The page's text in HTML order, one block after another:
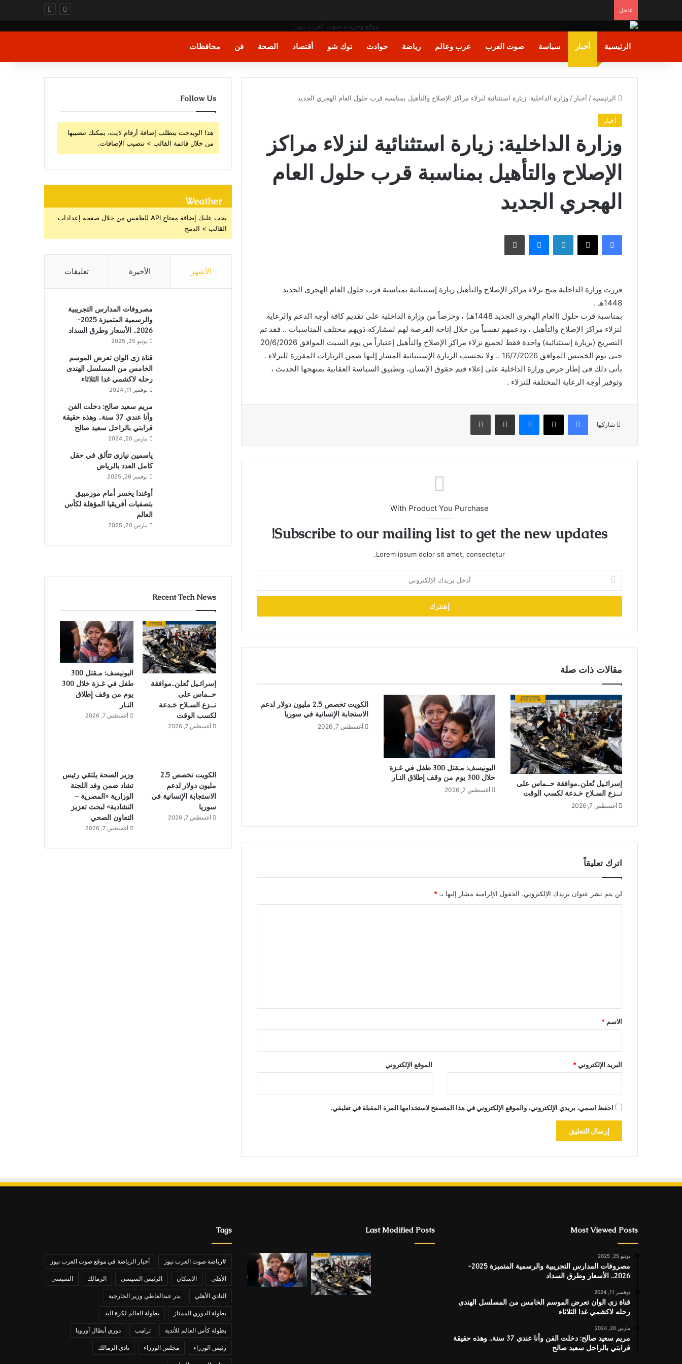
عاجل
الرئيسية أخبار سياسة صوت العرب عرب وعالم رياضة حوادث توك شو أقتصاد الصحة فن محافظات
الرئيسية / أخبار / وزارة الداخلية: زيارة استثنائية لنزلاء مراكز الإصلاح والتأهيل بمناسبة قرب حلول العام الهجري الجديد
أخبار
وزارة الداخلية: زيارة استثنائية لنزلاء مراكز
الإصلاح والتأهيل بمناسبة قرب حلول العام
الهجري الجديد
فيسبوك X لينكدإن ماسنجر طباعة
قررت وزارة الداخلية منح نزلاء مراكز الإصلاح والتأهيل زيارة إستثنائية بمناسبة قرب حلول العام الهجرى الجديد
1448هـ .
بمناسبة قرب حلول (العام الهجرى الجديد 1448هـ) ، وحرصاً من وزارة الداخلية على تقديم كافة أوجه الدعم والرعاية
لنزلاء مراكز الإصلاح والتأهيل ، ودعمهم نفسياً من خلال إتاحة الفرصة لهم لمشاركة ذويهم مختلف المناسبات .. فقد تم
التصريح (بزيارة إستثنائية) واحدة فقط لجميع نزلاء مراكز الإصلاح والتأهيل إعتباراً من يوم السبت الموافق 20/6/2026
حتى يوم الخميس الموافق 16/7/2026 .. ولا تحتسب الزيارة الإستثنائية المشار إليها ضمن الزيارات المقررة للنزلاء .
يأتى ذلك فى إطار حرص وزارة الداخلية على إعلاء قيم حقوق الإنسان، وتطبيق السياسة العقابية بمنهجها الحديث ،
وتوفير أوجه الرعاية المختلفة للنزلاء .
شاركها
فيسبوك X ماسنجر مشاركة عبر البريد طباعة
With Product You Purchase
Subscribe to our mailing list to get the new updates!
Lorem ipsum dolor sit amet, consectetur.
بريدك
الإلكتروني
مقالات ذات صلة
إسرائـيل تُعلن..موافقة حــماس على
نــزع السـلاح خـدعة لكسب الوقت
أغسطس 7, 2026
اليونيسف: مـقتل 300 طفل في غـزة
خلال 300 يوم من وقف إطلاق النـار
أغسطس 7, 2026
الكويت تخصص 2.5 مليون دولار لدعم
الاستجابة الإنسانية في سوريا
أغسطس 7, 2026
اترك تعليقاً
لن يتم نشر عنوان بريدك الإلكتروني. الحقول الإلزامية مشار إليها بـ *
*
الاسم *
البريد الإلكتروني* الموقع الإلكتروني
احفظ اسمي، بريدي الإلكتروني، والموقع الإلكتروني في هذا المتصفح لاستخدامها المرة المقبلة في تعليقي.
Follow Us
هذا الويدجت يتطلب إضافة أرقام لايت، يمكنك تنصيبها
من خلال قائمة القالب > تنصيب الإضافات.
Weather
يجب عليك إضافة مفتاح API للطقس من خلال صفحة إعدادات
القالب > الدمج
الأشهر الأخيرة تعليقات
مصروفات المدارس التجريبية
والرسمية المتميزة 2025-
2026.. الأسعار وطرق السداد
يونيو 25, 2025
قناة زى الوان تعرض الموسم
الخامس من المسلسل الهندى
رحله لاكشمي غدا الثلاثاء
نوفمبر 11, 2024
مريم سعيد صالح: دخلت الفن
وأنا عندي 37 سنة.. وهذه حقيقة
قرابتي بالراحل سعيد صالح
مارس 20, 2024
ياسمين نيازي تتألق في حقل
كامل العدد بالرياض
نوفمبر 26, 2025
أوغندا يخسر أمام موزمبيق
بتصفيات أفريقيا المؤهلة لكأس
العالم
مارس 20, 2025
Recent Tech News
إسرائـيل تُعلن..موافقة
حــماس على
نــزع السـلاح خـدعة
لكسب الوقت
أغسطس 7, 2026
اليونيسف: مـقتل 300
طفل في غـزة خلال 300
يوم من وقف إطلاق
النـار
أغسطس 7, 2026
الكويت تخصص 2.5
مليون دولار لدعم
الاستجابة الإنسانية في
سوريا
أغسطس 7, 2026
وزير الصحة يلتقي رئيس
تشاد ضمن وفد اللجنة
الوزارية «المصرية –
التشادية» لبحث تعزيز
التعاون الصحي
أغسطس 7, 2026
Most Viewed Posts
يونيو 25, 2025
مصروفات المدارس التجريبية والرسمية المتميزة 2025-
2026.. الأسعار وطرق السداد
نوفمبر 11, 2024
قناة زى الوان تعرض الموسم الخامس من المسلسل الهندى
رحله لاكشمي غدا الثلاثاء
مارس 20, 2024
مريم سعيد صالح: دخلت الفن وأنا عندي 37 سنة.. وهذه حقيقة
قرابتي بالراحل سعيد صالح
Last Modified Posts
Tags
#رياضة صوت العرب نيوز أخبار الرياضة في موقع صوت العرب نيوز
الأهلي الاسكان الرئيس السيسي الزمالك السيسي
النادي الأهلي بدر عبدالعاطي وزير الخارجية
بطولة الدوري الممتاز بطولة العالم لكرة اليد
بطولة كأس العالم للأندية ترامب دوري أبطال أوروبا
رئيس الوزراء مجلس الوزراء نادي الزمالك